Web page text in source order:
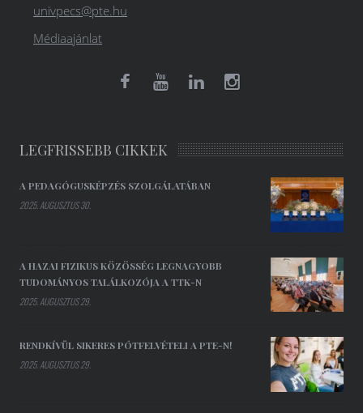
univpecs@pte.hu
Médiaajánlat
LEGFRISSEBB CIKKEK
A PEDAGÓGUSKÉPZÉS SZOLGÁLATÁBAN
2025. AUGUSZTUS 30.
A HAZAI FIZIKUS KÖZÖSSÉG LEGNAGYOBB
TUDOMÁNYOS TALÁLKOZÓJA A TTK-N
2025. AUGUSZTUS 29.
RENDKÍVÜL SIKERES PÓTFELVÉTELI A PTE-N!
2025. AUGUSZTUS 29.